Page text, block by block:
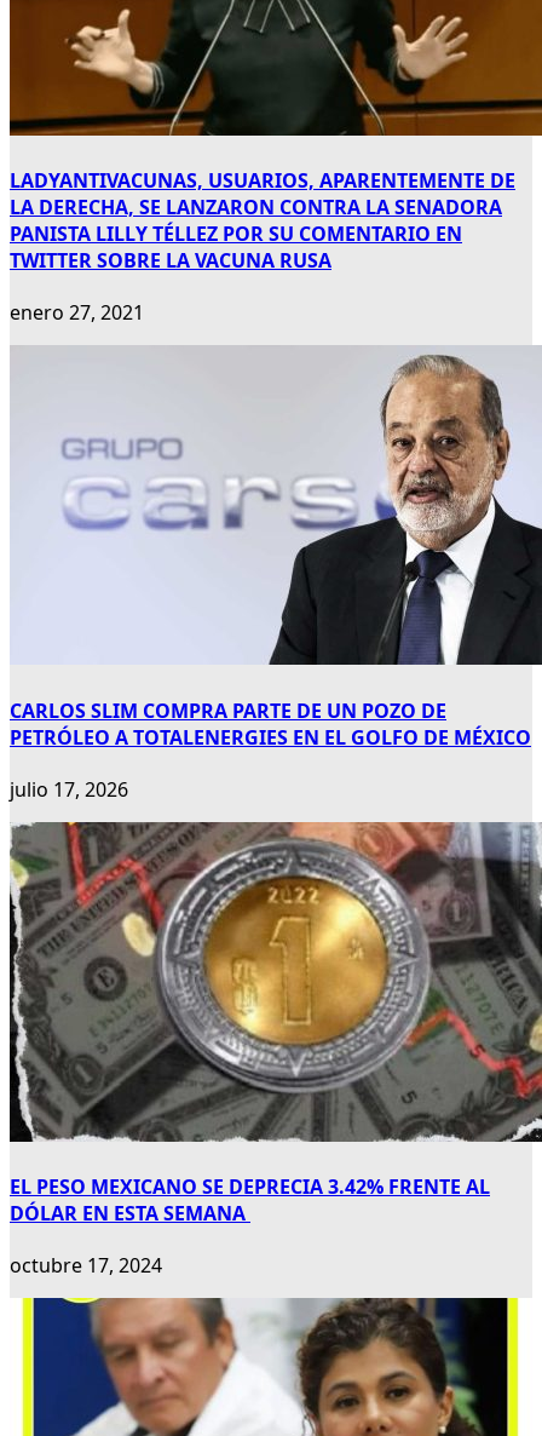
LADYANTIVACUNAS, USUARIOS, APARENTEMENTE DE
LA DERECHA, SE LANZARON CONTRA LA SENADORA
PANISTA LILLY TÉLLEZ POR SU COMENTARIO EN
TWITTER SOBRE LA VACUNA RUSA
enero 27, 2021
CARLOS SLIM COMPRA PARTE DE UN POZO DE
PETRÓLEO A TOTALENERGIES EN EL GOLFO DE MÉXICO
julio 17, 2026
EL PESO MEXICANO SE DEPRECIA 3.42% FRENTE AL
DÓLAR EN ESTA SEMANA
octubre 17, 2024